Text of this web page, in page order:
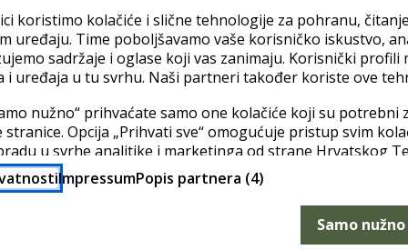
koristimo kolačiće i slične tehnologije za pohranu,
uređaju. Time poboljšavamo vaše korisničko iskustvo,
sadržaje i oglase koji vas zanimaju. Korisnički profili
i uređaja u tu svrhu. Naši partneri također koriste ove
nužno“ prihvaćate samo one kolačiće koji su potrebni
Opcija „Prihvati sve“ omogućuje pristup svim
u svrhe analitike i marketinga od strane Hrvatskog
mogu biti preneseni u zemlje izvan EU u kojima razina
u EU (prema članku 49 (1) a GDPR-a). Pod opcijom
i u bilo kojem trenutku promijeniti svoju privolu.
je u pravilima privatnosti i popisu partnera.
ImpressumPopis partnera (4)
Samo nužno